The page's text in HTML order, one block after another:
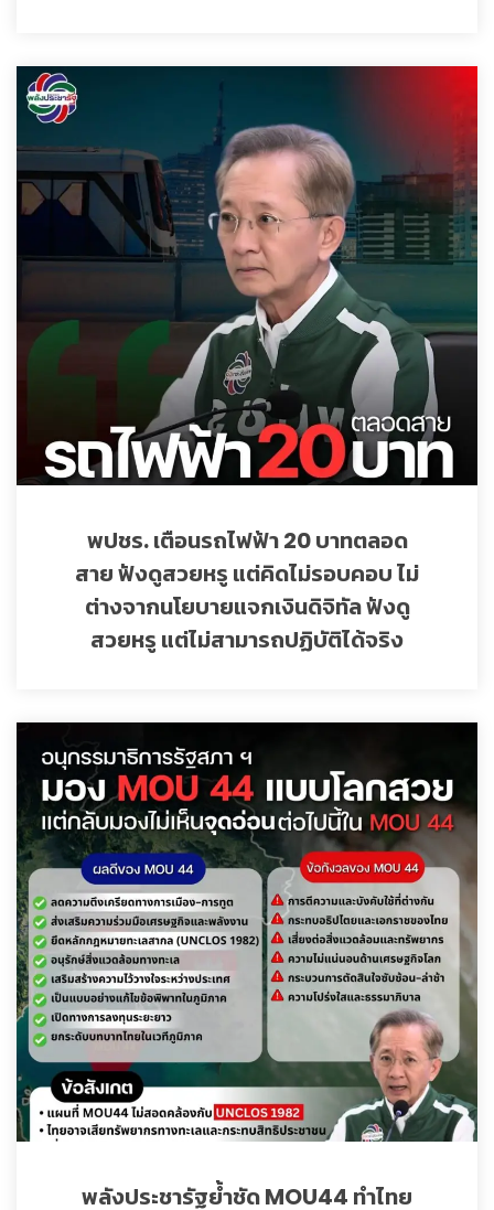
พปชร. เตือนรถไฟฟ้า 20 บาทตลอด
สาย ฟังดูสวยหรู แต่คิดไม่รอบคอบ ไม่
ต่างจากนโยบายแจกเงินดิจิทัล ฟังดู
สวยหรู แต่ไม่สามารถปฏิบัติได้จริง
พลังประชารัฐย้ำชัด MOU44 ทำไทย